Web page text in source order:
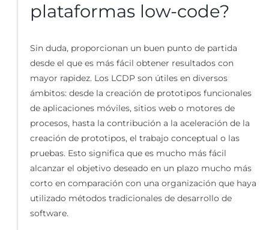
plataformas low-code?
Sin duda, proporcionan un buen punto de partida
desde el que es más fácil obtener resultados con
mayor rapidez. Los LCDP son útiles en diversos
ámbitos: desde la creación de prototipos funcionales
de aplicaciones móviles, sitios web o motores de
procesos, hasta la contribución a la aceleración de la
creación de prototipos, el trabajo conceptual o las
pruebas. Esto significa que es mucho más fácil
alcanzar el objetivo deseado en un plazo mucho más
corto en comparación con una organización que haya
utilizado métodos tradicionales de desarrollo de
software.